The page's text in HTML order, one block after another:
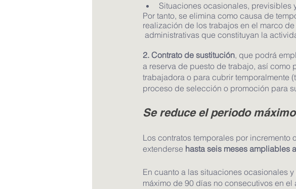
Situaciones ocasionales,
Por tanto, se elimina como causa de
realización de los trabajos en el marco
administrativas que constituyan la
2. Contrato de sustitución, que podrá
a reserva de puesto de trabajo, así
trabajadora o para cubrir temporalmente
proceso de selección o promoción para
Se reduce el periodo
Los contratos temporales por
extenderse hasta seis meses ampliables
En cuanto a las situaciones ocasionales
máximo de 90 días no consecutivos en